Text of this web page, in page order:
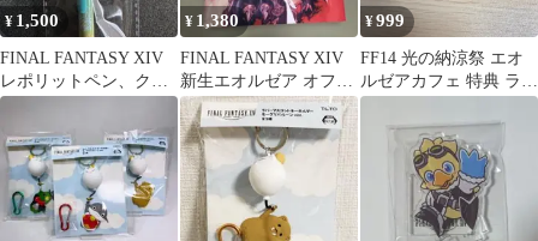
¥ 1,500
FINAL FANTASY XIV
レポリットペン、クル
ルさん
¥ 1,380
FINAL FANTASY XIV
新生エオルゼア オフィ
シャルコンプリートガ
イド
¥999
FF14 光の納涼祭 エオ
ルゼアカフェ 特典 ラミ
ネート カード